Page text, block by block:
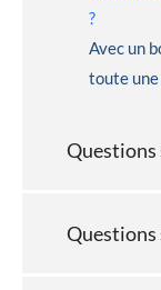
?
Avec un
toute
Questions
Questions